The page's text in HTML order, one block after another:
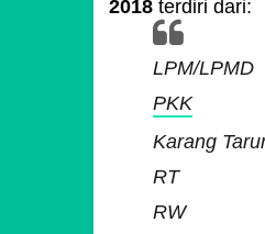
2018 terdiri dari:
LPM/LPMD
PKK
Karang
RT
RW